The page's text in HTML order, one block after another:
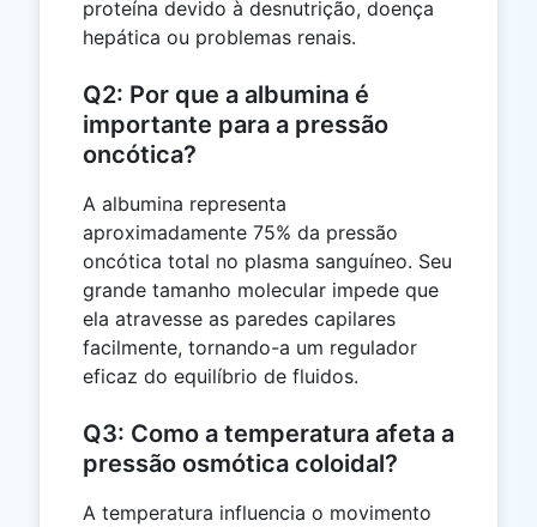
proteína devido à desnutrição, doença
hepática ou problemas renais.
Q2: Por que a albumina é
importante para a pressão
oncótica?
A albumina representa
aproximadamente 75% da pressão
oncótica total no plasma sanguíneo. Seu
grande tamanho molecular impede que
ela atravesse as paredes capilares
facilmente, tornando-a um regulador
eficaz do equilíbrio de fluidos.
Q3: Como a temperatura afeta a
pressão osmótica coloidal?
A temperatura influencia o movimento